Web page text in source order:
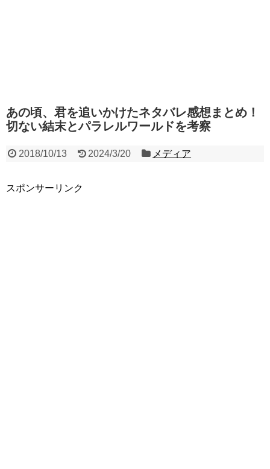
あの頃、君を追いかけたネタバレ感想まとめ！
切ない結末とパラレルワールドを考察
2018/10/13 2024/3/20 メディア
スポンサーリンク